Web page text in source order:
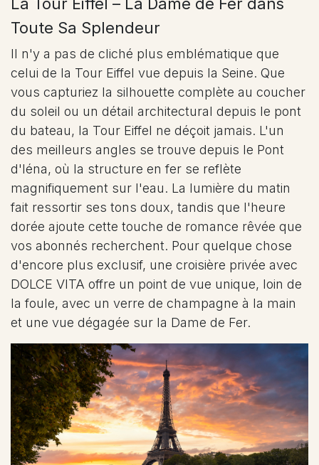
La Tour Eiffel – La Dame de Fer dans
Toute Sa Splendeur
Il n'y a pas de cliché plus emblématique que
celui de la Tour Eiffel vue depuis la Seine. Que
vous capturiez la silhouette complète au coucher
du soleil ou un détail architectural depuis le pont
du bateau, la Tour Eiffel ne déçoit jamais. L'un
des meilleurs angles se trouve depuis le Pont
d'Iéna, où la structure en fer se reflète
magnifiquement sur l'eau. La lumière du matin
fait ressortir ses tons doux, tandis que l'heure
dorée ajoute cette touche de romance rêvée que
vos abonnés recherchent. Pour quelque chose
d'encore plus exclusif, une croisière privée avec
DOLCE VITA offre un point de vue unique, loin de
la foule, avec un verre de champagne à la main
et une vue dégagée sur la Dame de Fer.